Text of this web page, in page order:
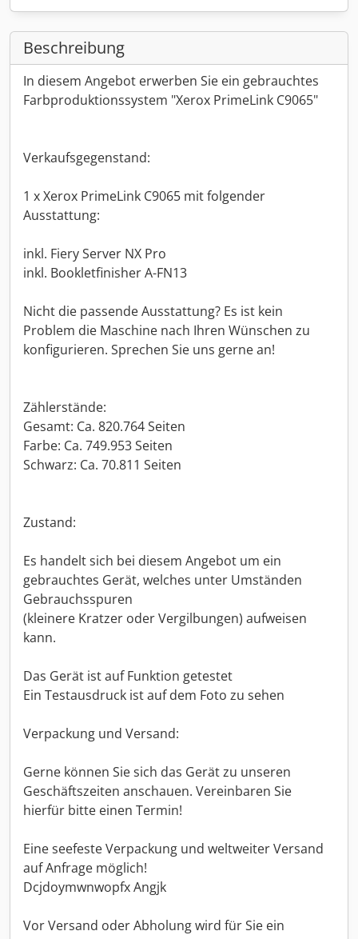
Beschreibung
In diesem Angebot erwerben Sie ein gebrauchtes
Farbproduktionssystem "Xerox PrimeLink C9065"
Verkaufsgegenstand:
1 x Xerox PrimeLink C9065 mit folgender
Ausstattung:
inkl. Fiery Server NX Pro
inkl. Bookletfinisher A-FN13
Nicht die passende Ausstattung? Es ist kein
Problem die Maschine nach Ihren Wünschen zu
konfigurieren. Sprechen Sie uns gerne an!
Zählerstände:
Gesamt: Ca. 820.764 Seiten
Farbe: Ca. 749.953 Seiten
Schwarz: Ca. 70.811 Seiten
Zustand:
Es handelt sich bei diesem Angebot um ein
gebrauchtes Gerät, welches unter Umständen
Gebrauchsspuren
(kleinere Kratzer oder Vergilbungen) aufweisen
kann.
Das Gerät ist auf Funktion getestet
Ein Testausdruck ist auf dem Foto zu sehen
Verpackung und Versand:
Gerne können Sie sich das Gerät zu unseren
Geschäftszeiten anschauen. Vereinbaren Sie
hierfür bitte einen Termin!
Eine seefeste Verpackung und weltweiter Versand
auf Anfrage möglich!
Dcjdoymwnwopfx Angjk
Vor Versand oder Abholung wird für Sie ein